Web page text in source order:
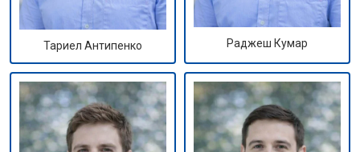
Тариел Антипенко Раджеш Кумар